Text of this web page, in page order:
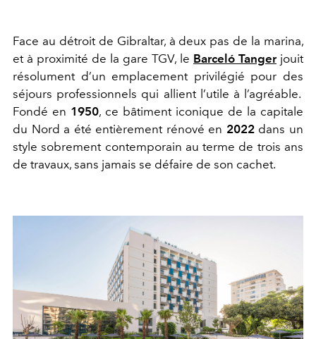
Face au détroit de Gibraltar, à deux pas de la marina,
et à proximité de la gare TGV, le Barceló Tangerjouit
résolument d’un emplacement privilégié pour des
séjours professionnels qui allient l’utile à l’agréable.
Fondé en 1950, ce bâtiment iconique de la capitale
du Nord a été entièrement rénové en 2022dans un
style sobrement contemporain au terme de trois ans
de travaux, sans jamais se défaire de son cachet.